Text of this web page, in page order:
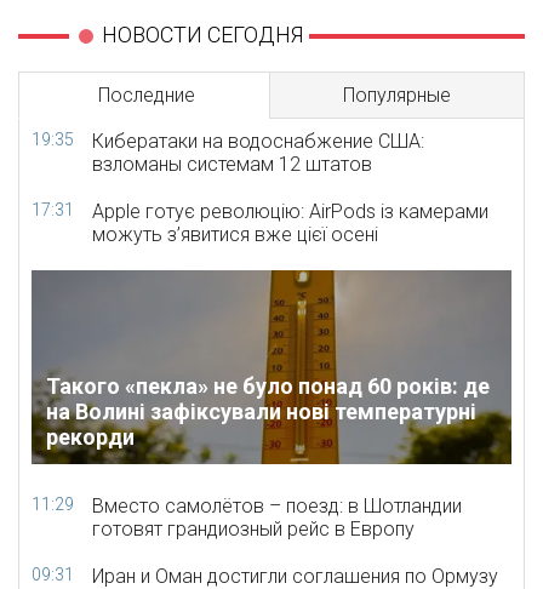
НОВОСТИ СЕГОДНЯ
Последние Популярные
19:35
Кибератаки на водоснабжение США:
взломаны системам 12 штатов
17:31
Apple готує революцію: AirPods із камерами
можуть з’явитися вже цієї осені
Такого «пекла» не було понад 60 років: де
на Волині зафіксували нові температурні
рекорди
11:29
Вместо самолётов – поезд: в Шотландии
готовят грандиозный рейс в Европу
09:31 Иран и Оман достигли соглашения по Ормузу